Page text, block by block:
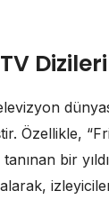
Dizileri
Özellikle,
bir